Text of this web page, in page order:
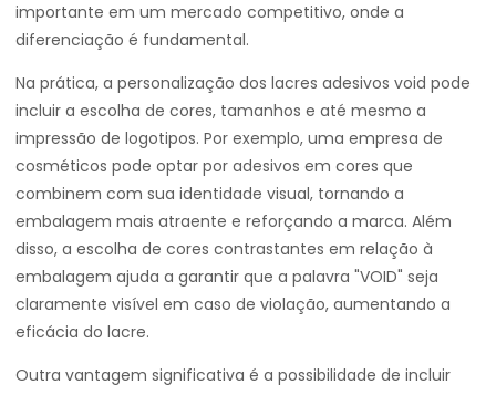
importante em um mercado competitivo, onde a
diferenciação é fundamental.
Na prática, a personalização dos lacres adesivos void pode
incluir a escolha de cores, tamanhos e até mesmo a
impressão de logotipos. Por exemplo, uma empresa de
cosméticos pode optar por adesivos em cores que
combinem com sua identidade visual, tornando a
embalagem mais atraente e reforçando a marca. Além
disso, a escolha de cores contrastantes em relação à
embalagem ajuda a garantir que a palavra "VOID" seja
claramente visível em caso de violação, aumentando a
eficácia do lacre.
Outra vantagem significativa é a possibilidade de incluir